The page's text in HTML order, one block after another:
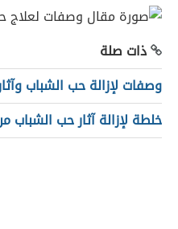
ذات صلة
وصفات لإزالة حب الشباب
خلطة لإزالة آثار حب